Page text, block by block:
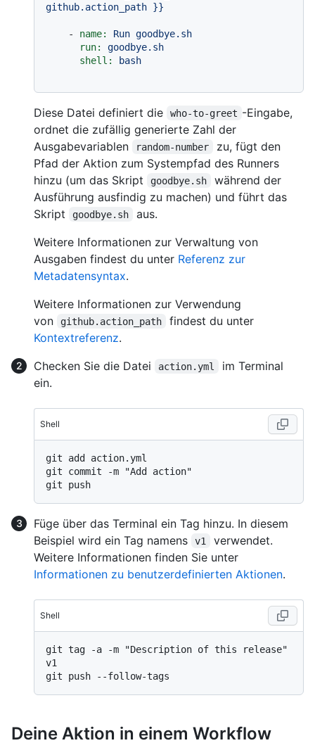
github.action_path }}
- name: Run goodbye.sh
run:
goodbye.sh
shell:
bash
Diese Datei definiert die who-to-greet -Eingabe,
ordnet die zufällig generierte Zahl der
Ausgabevariablen
random-number
zu, fügt den
Pfad der Aktion zum Systempfad des Runners
hinzu (um das Skript
goodbye.sh
während der
Ausführung ausfindig zu machen) und führt das
Skript
goodbye.sh
aus.
Weitere Informationen zur Verwaltung von
Ausgaben findest du unter Referenz zur
Metadatensyntax.
Weitere Informationen zur Verwendung
von
github.action_path
findest du unter
Kontextreferenz.
Checken Sie die Datei
action.yml
im Terminal
ein.
Shell
git add action.yml
git commit -m "Add action"
Füge über das Terminal ein Tag hinzu. In diesem
Beispiel wird ein Tag namens
v1
verwendet.
Weitere Informationen finden Sie unter
Informationen zu benutzerdefinierten Aktionen.
Shell
git tag -a -m "Description of this release"
v1
Deine Aktion in einem Workflow